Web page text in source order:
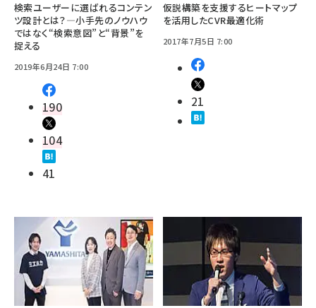
検索ユーザーに選ばれるコンテン
ツ設計とは？―小手先のノウハウ
ではなく“検索意図”と“背景”を
捉える
2019年6月24日 7:00
190
104
41
仮説構築を支援するヒートマップ
を活用したCVR最適化術
2017年7月5日 7:00
21